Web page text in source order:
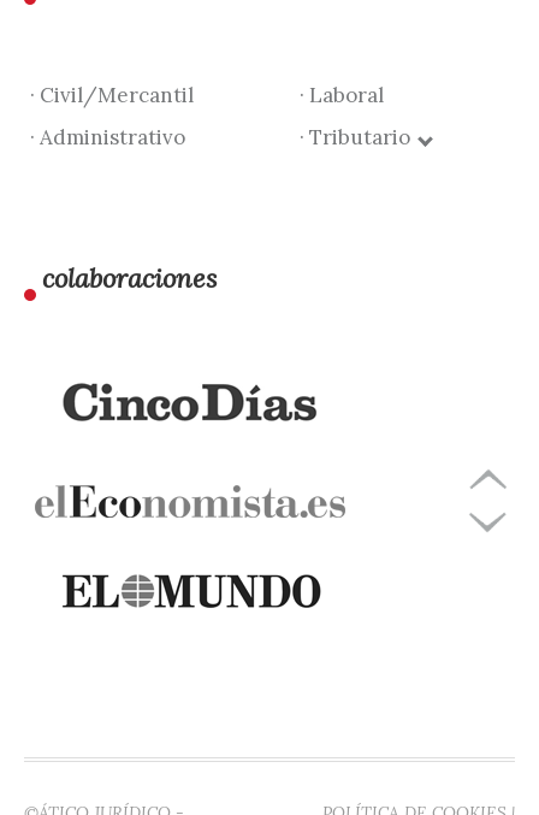
· Civil/Mercantil
· Laboral
· Administrativo
· Tributario
colaboraciones